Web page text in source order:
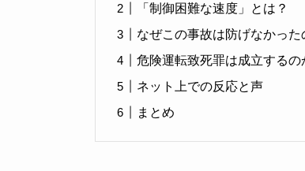
「制御困難な速度」とは？
なぜこの事故は防げなかった
危険運転致死罪は成立するの
ネット上での反応と声
まとめ